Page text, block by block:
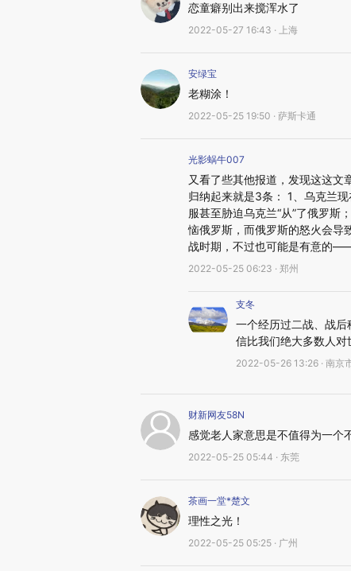
恋童癖别出来搅浑水了
2022-05-27 16:43 · 上海
安绿宝
老糊涂！
2022-05-25 19:50 · 萨斯卡通
光影蜗牛007
又看了些其他报道，发现这这
归纳起来就是3条： 1、乌克兰
服甚至胁迫乌克兰“从”了俄罗斯
恼俄罗斯，而俄罗斯的怒火会导
战时期，不过也可能是有意的
2022-05-25 06:23 · 郑州
支冬
一个经历过二战、战
信比我们绝大多数人对
2022-05-26 13:26 · 南京
财新网友58N
感觉老人家意思是不值得为一个
2022-05-25 05:44 · 东莞
茶画一堂*楚文
理性之光！
2022-05-25 05:25 · 广州